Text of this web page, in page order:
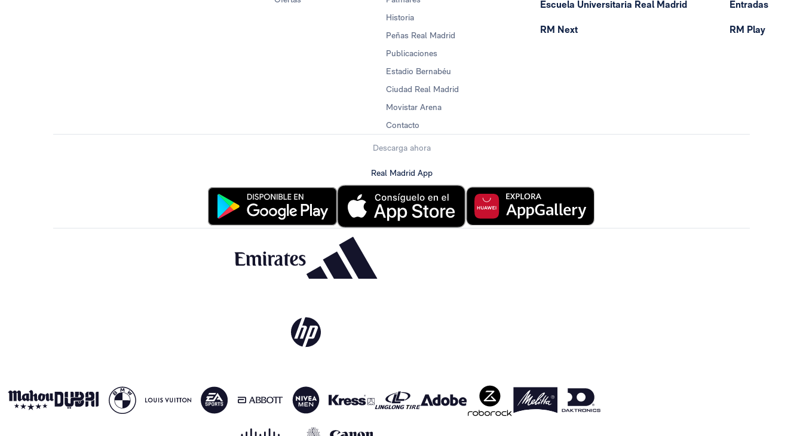
Historia
Peñas Real Madrid
Publicaciones
Estadio Bernabéu
Ciudad Real Madrid
Movistar Arena
Contacto
Escuela Universitaria Real Madrid
RM Next
Entradas
RM Play
Descarga ahora
Real Madrid App